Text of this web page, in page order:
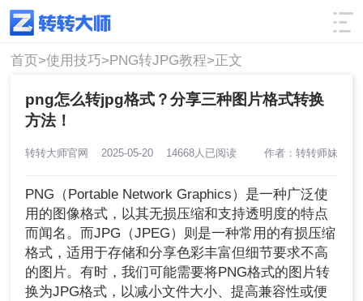
使用技巧 筛选
首页>使用技巧>PNG转JPG教程>正文
png怎么转jpg格式？分享三种图片格式转换
方法！
转转大师官网 2025-05-20 14668人已阅读 作者：转转师妹
PNG（Portable Network Graphics）是一种广泛使
用的图像格式，以其无损压缩和支持透明度的特点
而闻名。而JPG（JPEG）则是一种常用的有损压缩
格式，适用于存储和分享色彩丰富但细节要求不高
的图片。有时，我们可能需要将PNG格式的图片转
换为JPG格式，以减小文件大小、提高兼容性或便